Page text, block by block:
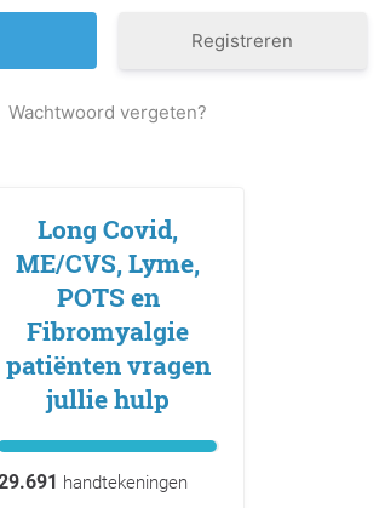
Registreren
Wachtwoord vergeten?
Long Covid,
ME/CVS, Lyme,
POTS en
Fibromyalgie
patiënten vragen
jullie hulp
handtekeningen